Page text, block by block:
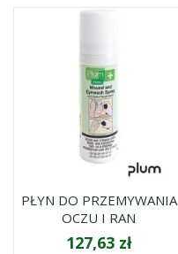
PŁYN DO PRZEMYWANIA
OCZU I RAN
127,63 zł